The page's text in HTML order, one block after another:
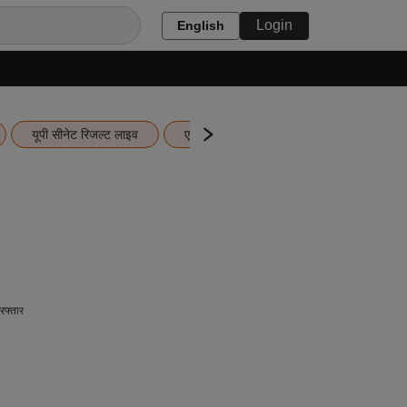
English Login
यूपी सीनेट रिजल्ट लाइव एचबीएसई 12वीं का रिजल्ट लाइव